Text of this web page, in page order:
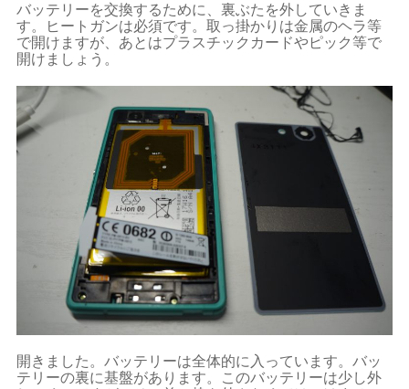
バッテリーを交換するために、裏ぶたを外していきま
す。ヒートガンは必須です。取っ掛かりは金属のヘラ等
で開けますが、あとはプラスチックカードやピック等で
開けましょう。
開きました。バッテリーは全体的に入っています。バッ
テリーの裏に基盤があります。このバッテリーは少し外